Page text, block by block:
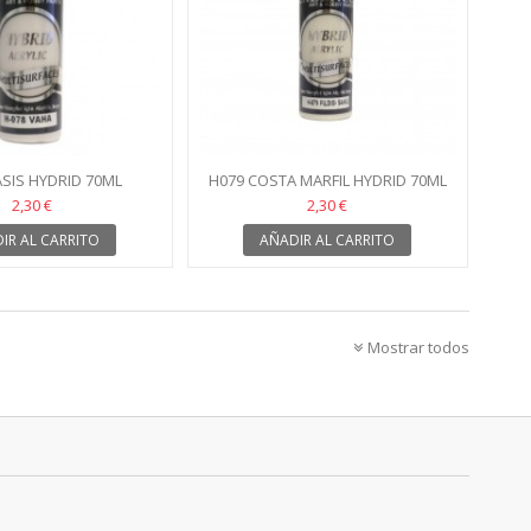
HYDRID 70ML
2,30 €
AL CARRITO
H079 COSTA MARFIL HYDRID 70ML
2,30 €
AÑADIR AL CARRITO
Mostrar todos